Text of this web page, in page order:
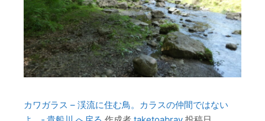
カワガラス – 渓流に住む鳥。カラスの仲間ではない